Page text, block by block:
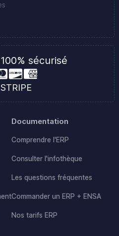
sécurisé
Documentation
Comprendre l'ERP
Consulter l'infothèque
Les questions fréquentes
Commander un ERP + ENSA
Nos tarifs ERP